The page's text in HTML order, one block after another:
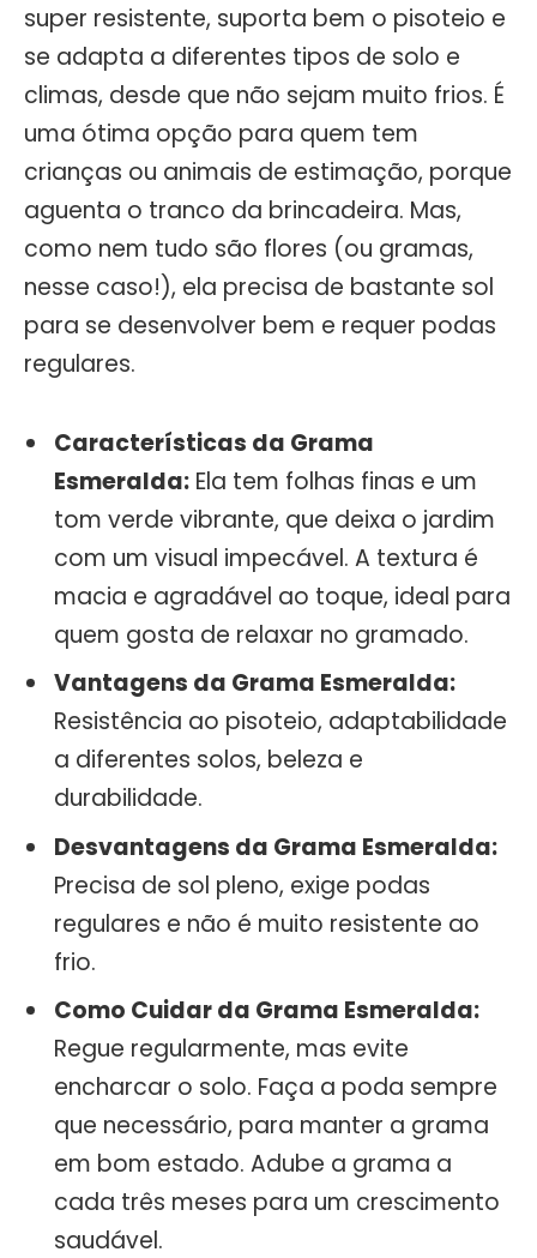
super resistente, suporta bem o pisoteio e
se adapta a diferentes tipos de solo e
climas, desde que não sejam muito frios. É
uma ótima opção para quem tem
crianças ou animais de estimação, porque
aguenta o tranco da brincadeira. Mas,
como nem tudo são flores (ou gramas,
nesse caso!), ela precisa de bastante sol
para se desenvolver bem e requer podas
regulares.
Características da Grama
Esmeralda: Ela tem folhas finas e um
tom verde vibrante, que deixa o jardim
com um visual impecável. A textura é
macia e agradável ao toque, ideal para
quem gosta de relaxar no gramado.
Vantagens da Grama Esmeralda:
Resistência ao pisoteio, adaptabilidade
a diferentes solos, beleza e
durabilidade.
Desvantagens da Grama Esmeralda:
Precisa de sol pleno, exige podas
regulares e não é muito resistente ao
frio.
Como Cuidar da Grama Esmeralda:
Regue regularmente, mas evite
encharcar o solo. Faça a poda sempre
que necessário, para manter a grama
em bom estado. Adube a grama a
cada três meses para um crescimento
saudável.